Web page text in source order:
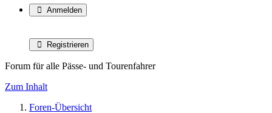
Anmelden
Registrieren
Forum für alle Pässe- und Tourenfahrer
Zum Inhalt
Foren-Übersicht